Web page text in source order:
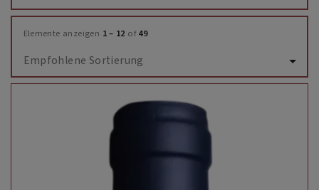
Elemente anzeigen 1 – 12 of49
Empfohlene Sortierung